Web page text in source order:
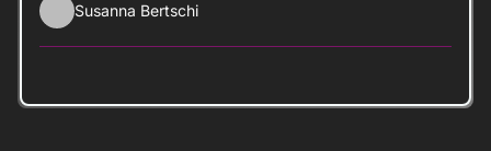
Susanna Bertschi